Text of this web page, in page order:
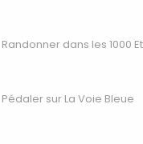
Randonner dans les 1000
Pédaler sur La Voie Bleue